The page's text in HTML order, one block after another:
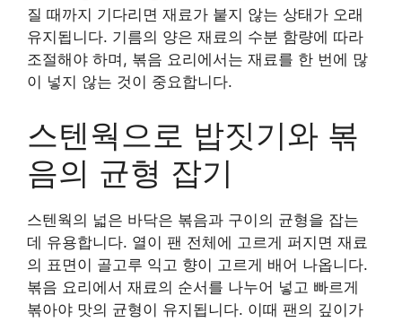
질 때까지 기다리면 재료가 붙지 않는 상태가 오래
유지됩니다. 기름의 양은 재료의 수분 함량에 따라
조절해야 하며, 볶음 요리에서는 재료를 한 번에 많
이 넣지 않는 것이 중요합니다.
스텐웍으로 밥짓기와 볶
음의 균형 잡기
스텐웍의 넓은 바닥은 볶음과 구이의 균형을 잡는
데 유용합니다. 열이 팬 전체에 고르게 퍼지면 재료
의 표면이 골고루 익고 향이 고르게 배어 나옵니다.
볶음 요리에서 재료의 순서를 나누어 넣고 빠르게
볶아야 맛의 균형이 유지됩니다. 이때 팬의 깊이가